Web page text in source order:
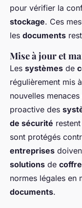
pour vérifier la
stockage. Ces
les documents
Mise à jour et
Les systèmes de
régulièrement mis
nouvelles menaces
proactive des
de sécurité
sont protégés
entreprises
solutions de
normes légales en
documents.